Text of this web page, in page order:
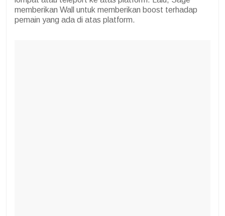
memberikan Wall untuk memberikan boost terhadap
pemain yang ada di atas platform.